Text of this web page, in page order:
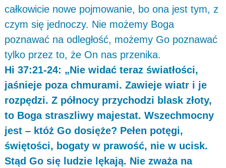
całkowicie nowe pojmowanie, bo ona jest tym, z
czym się jednoczy. Nie możemy Boga
poznawać na odległość, możemy Go poznawać
tylko przez to, że On nas przenika.
Hi 37:21-24: „Nie widać teraz światłości,
jaśnieje poza chmurami. Zawieje wiatr i je
rozpędzi. Z północy przychodzi blask złoty,
to Boga straszliwy majestat. Wszechmocny
jest – któż Go dosięże? Pełen potęgi,
świętości, bogaty w prawość, nie w ucisk.
Stąd Go się ludzie lękają. Nie zważa na